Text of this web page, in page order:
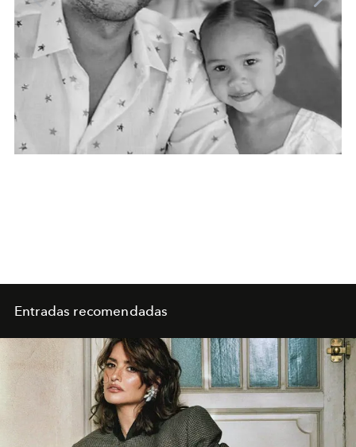
Entradas recomendadas